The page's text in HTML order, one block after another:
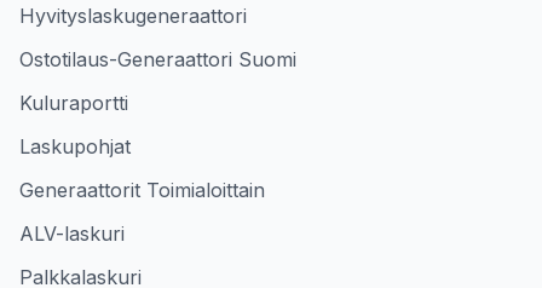
Hyvityslaskugeneraattori
Ostotilaus-Generaattori Suomi
Kuluraportti
Laskupohjat
Generaattorit Toimialoittain
ALV-laskuri
Palkkalaskuri